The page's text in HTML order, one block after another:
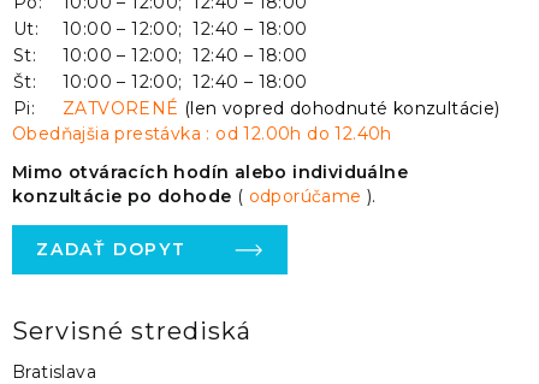
Ut:
10:00 – 12:00; 12:40 – 18:00
St:
10:00 – 12:00; 12:40 – 18:00
Št:
10:00 – 12:00; 12:40 – 18:00
Pi:
ZATVORENÉ (len vopred dohodnuté konzultácie)
Obedňajšia prestávka : od 12.00h do 12.40h
Mimo otváracích hodín alebo individuálne
konzultácie po dohode ( odporúčame).
ZADAŤ DOPYT
Servisné strediská
Bratislava